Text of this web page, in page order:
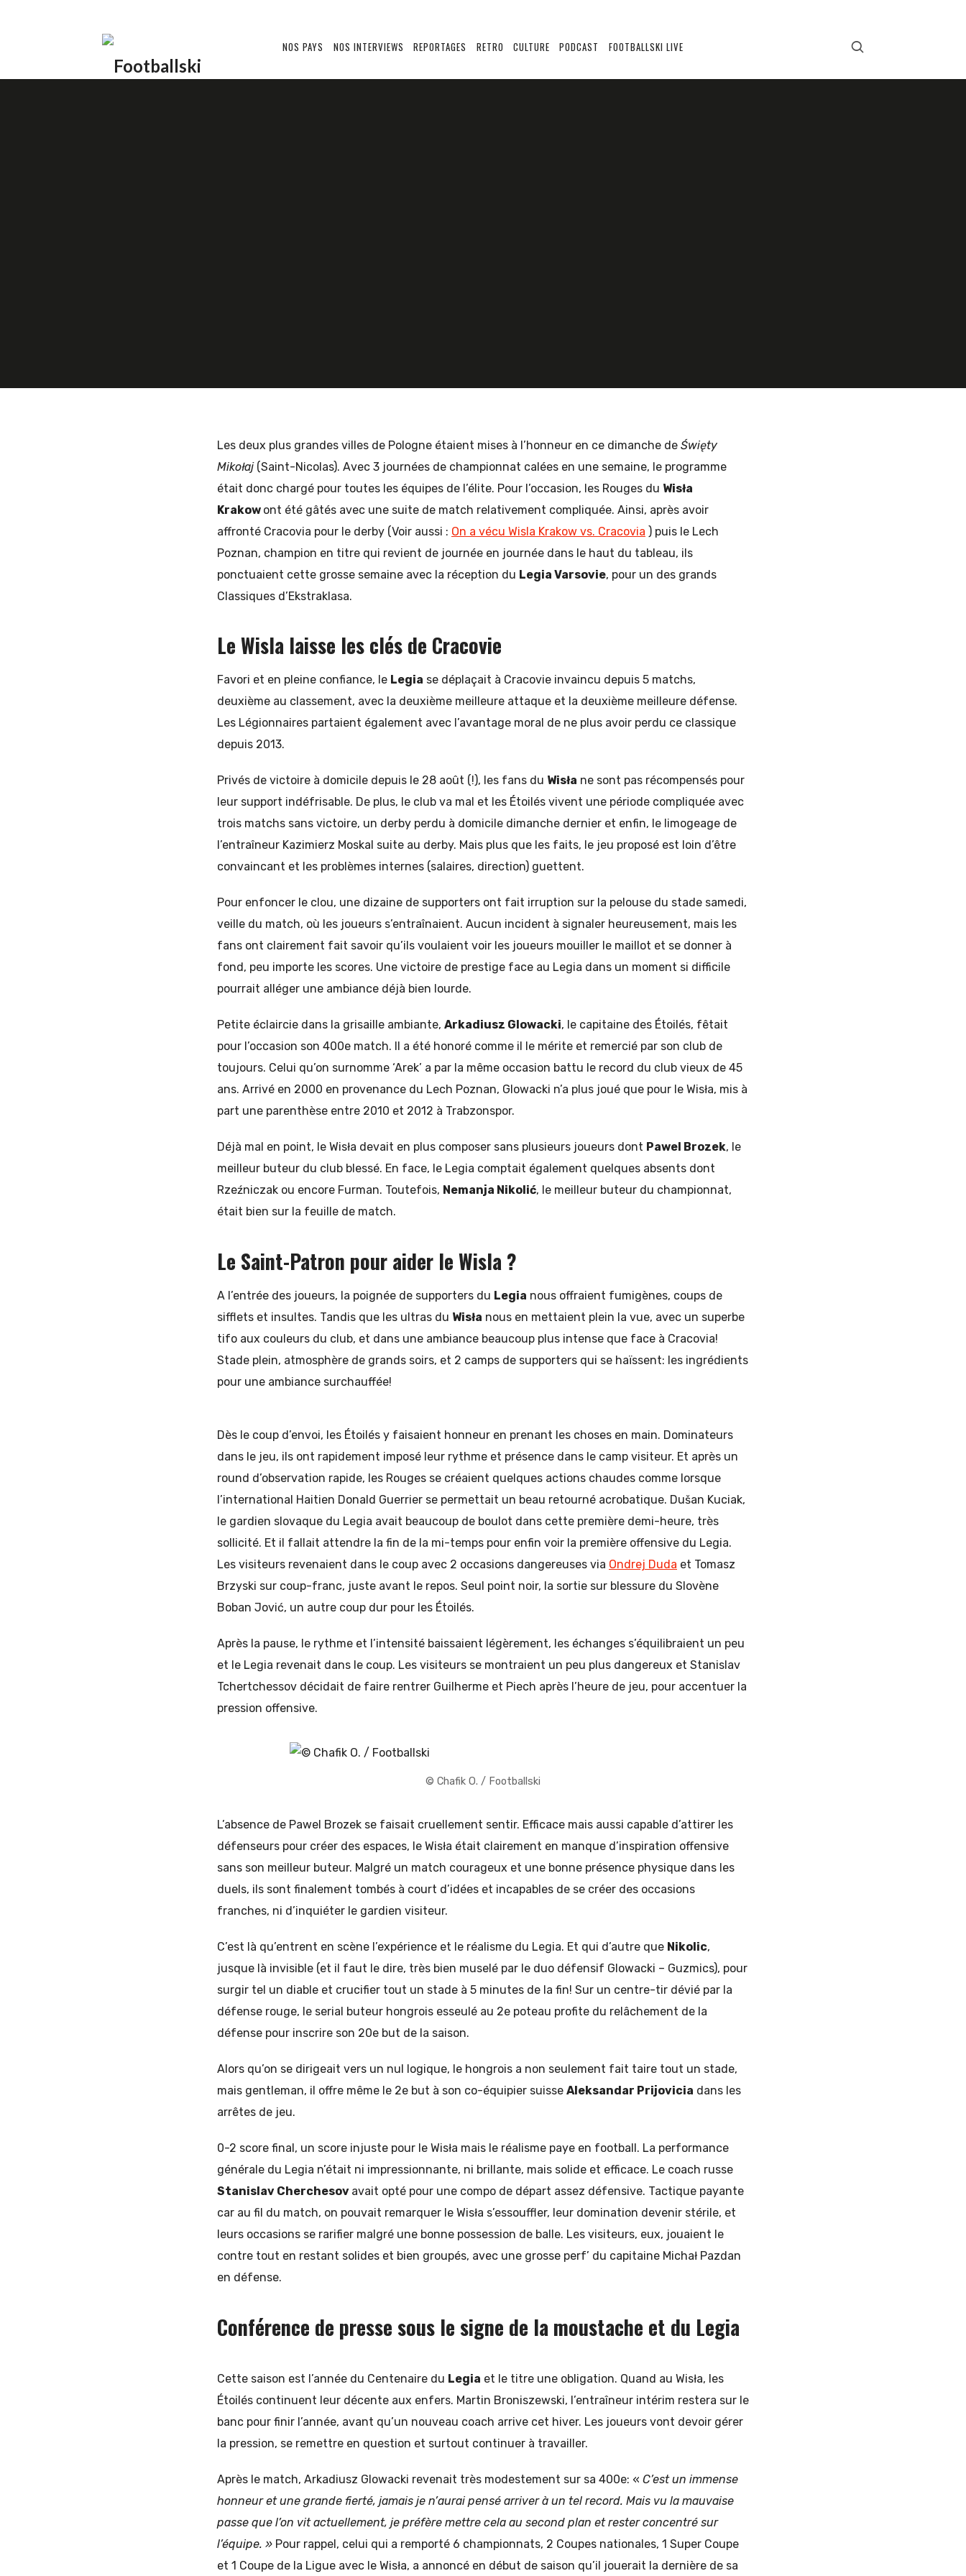
Footballski NOS PAYS NOS INTERVIEWS REPORTAGES RETRO CULTURE PODCAST FOOTBALLSKI LIVE
Les deux plus grandes villes de Pologne étaient mises à l’honneur en ce dimanche de Święty
Mikołaj(Saint-Nicolas). Avec 3 journées de championnat calées en une semaine, le programme
était donc chargé pour toutes les équipes de l’élite. Pour l’occasion, les Rouges du Wisła
Krakow ont été gâtés avec une suite de match relativement compliquée. Ainsi, après avoir
affronté Cracovia pour le derby (Voir aussi : On a vécu Wisla Krakow vs. Cracovia ) puis le Lech
Poznan, champion en titre qui revient de journée en journée dans le haut du tableau, ils
ponctuaient cette grosse semaine avec la réception du Legia Varsovie, pour un des grands
Classiques d’Ekstraklasa.
Le Wisla laisse les clés de Cracovie
Favori et en pleine confiance, le Legia se déplaçait à Cracovie invaincu depuis 5 matchs,
deuxième au classement, avec la deuxième meilleure attaque et la deuxième meilleure défense.
Les Légionnaires partaient également avec l’avantage moral de ne plus avoir perdu ce classique
depuis 2013.
Privés de victoire à domicile depuis le 28 août (!), les fans du Wisła ne sont pas récompensés pour
leur support indéfrisable. De plus, le club va mal et les Étoilés vivent une période compliquée avec
trois matchs sans victoire, un derby perdu à domicile dimanche dernier et enfin, le limogeage de
l’entraîneur Kazimierz Moskal suite au derby. Mais plus que les faits, le jeu proposé est loin d’être
convaincant et les problèmes internes (salaires, direction) guettent.
Pour enfoncer le clou, une dizaine de supporters ont fait irruption sur la pelouse du stade samedi,
veille du match, où les joueurs s’entraînaient. Aucun incident à signaler heureusement, mais les
fans ont clairement fait savoir qu’ils voulaient voir les joueurs mouiller le maillot et se donner à
fond, peu importe les scores. Une victoire de prestige face au Legia dans un moment si difficile
pourrait alléger une ambiance déjà bien lourde.
Petite éclaircie dans la grisaille ambiante, Arkadiusz Glowacki, le capitaine des Étoilés, fêtait
pour l’occasion son 400e match. Il a été honoré comme il le mérite et remercié par son club de
toujours. Celui qu’on surnomme ‘Arek’ a par la même occasion battu le record du club vieux de 45
ans. Arrivé en 2000 en provenance du Lech Poznan, Glowacki n’a plus joué que pour le Wisła, mis à
part une parenthèse entre 2010 et 2012 à Trabzonspor.
Déjà mal en point, le Wisła devait en plus composer sans plusieurs joueurs dont Pawel Brozek, le
meilleur buteur du club blessé. En face, le Legia comptait également quelques absents dont
Rzeźniczak ou encore Furman. Toutefois, Nemanja Nikolić, le meilleur buteur du championnat,
était bien sur la feuille de match.
Le Saint-Patron pour aider le Wisla ?
A l’entrée des joueurs, la poignée de supporters du Legia nous offraient fumigènes, coups de
sifflets et insultes. Tandis que les ultras du Wisła nous en mettaient plein la vue, avec un superbe
tifo aux couleurs du club, et dans une ambiance beaucoup plus intense que face à Cracovia!
Stade plein, atmosphère de grands soirs, et 2 camps de supporters qui se haïssent: les ingrédients
pour une ambiance surchauffée!
Dès le coup d’envoi, les Étoilés y faisaient honneur en prenant les choses en main. Dominateurs
dans le jeu, ils ont rapidement imposé leur rythme et présence dans le camp visiteur. Et après un
round d’observation rapide, les Rouges se créaient quelques actions chaudes comme lorsque
l’international Haitien Donald Guerrier se permettait un beau retourné acrobatique. Dušan Kuciak,
le gardien slovaque du Legia avait beaucoup de boulot dans cette première demi-heure, très
sollicité. Et il fallait attendre la fin de la mi-temps pour enfin voir la première offensive du Legia.
Les visiteurs revenaient dans le coup avec 2 occasions dangereuses via Ondrej Duda et Tomasz
Brzyski sur coup-franc, juste avant le repos. Seul point noir, la sortie sur blessure du Slovène
Boban Jović, un autre coup dur pour les Étoilés.
Après la pause, le rythme et l’intensité baissaient légèrement, les échanges s’équilibraient un peu
et le Legia revenait dans le coup. Les visiteurs se montraient un peu plus dangereux et Stanislav
Tchertchessov décidait de faire rentrer Guilherme et Piech après l’heure de jeu, pour accentuer la
pression offensive.
© Chafik O. / Footballski
L’absence de Pawel Brozek se faisait cruellement sentir. Efficace mais aussi capable d’attirer les
défenseurs pour créer des espaces, le Wisła était clairement en manque d’inspiration offensive
sans son meilleur buteur. Malgré un match courageux et une bonne présence physique dans les
duels, ils sont finalement tombés à court d’idées et incapables de se créer des occasions
franches, ni d’inquiéter le gardien visiteur.
C’est là qu’entrent en scène l’expérience et le réalisme du Legia. Et qui d’autre que Nikolic,
jusque là invisible (et il faut le dire, très bien muselé par le duo défensif Glowacki – Guzmics), pour
surgir tel un diable et crucifier tout un stade à 5 minutes de la fin! Sur un centre-tir dévié par la
défense rouge, le serial buteur hongrois esseulé au 2e poteau profite du relâchement de la
défense pour inscrire son 20e but de la saison.
Alors qu’on se dirigeait vers un nul logique, le hongrois a non seulement fait taire tout un stade,
mais gentleman, il offre même le 2e but à son co-équipier suisse Aleksandar Prijovicia dans les
arrêtes de jeu.
0-2 score final, un score injuste pour le Wisła mais le réalisme paye en football. La performance
générale du Legia n’était ni impressionnante, ni brillante, mais solide et efficace. Le coach russe
Stanislav Cherchesov avait opté pour une compo de départ assez défensive. Tactique payante
car au fil du match, on pouvait remarquer le Wisła s’essouffler, leur domination devenir stérile, et
leurs occasions se rarifier malgré une bonne possession de balle. Les visiteurs, eux, jouaient le
contre tout en restant solides et bien groupés, avec une grosse perf’ du capitaine Michał Pazdan
en défense.
Conférence de presse sous le signe de la moustache et du Legia
Cette saison est l’année du Centenaire du Legia et le titre une obligation. Quand au Wisła, les
Étoilés continuent leur décente aux enfers. Martin Broniszewski, l’entraîneur intérim restera sur le
banc pour finir l’année, avant qu’un nouveau coach arrive cet hiver. Les joueurs vont devoir gérer
la pression, se remettre en question et surtout continuer à travailler.
Après le match, Arkadiusz Glowacki revenait très modestement sur sa 400e: « C’est un immense
honneur et une grande fierté, jamais je n’aurai pensé arriver à un tel record. Mais vu la mauvaise
passe que l’on vit actuellement, je préfère mettre cela au second plan et rester concentré sur
l’équipe. » Pour rappel, celui qui a remporté 6 championnats, 2 Coupes nationales, 1 Super Coupe
et 1 Coupe de la Ligue avec le Wisła, a annoncé en début de saison qu’il jouerait la dernière de sa